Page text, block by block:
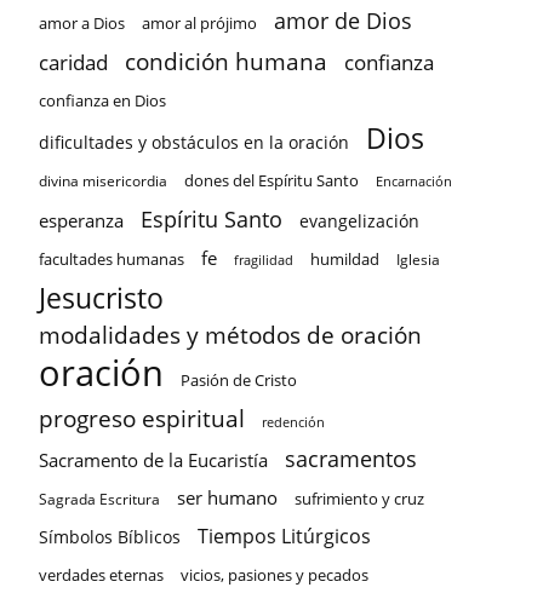
amor a Dios amor al prójimo amor de Dios
caridad condición humana confianza
confianza en Dios
dificultades y obstáculos en la oración Dios
divina misericordia dones del Espíritu Santo Encarnación
esperanza Espíritu Santo evangelización
facultades humanas fe fragilidad humildad Iglesia
Jesucristo
modalidades y métodos de oración
oración Pasión de Cristo
progreso espiritual redención
Sacramento de la Eucaristía sacramentos
Sagrada Escritura ser humano sufrimiento y cruz
Símbolos Bíblicos Tiempos Litúrgicos
verdades eternas vicios, pasiones y pecados